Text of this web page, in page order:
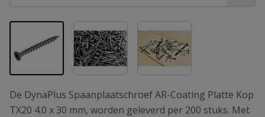
View larger imageView larger imageView larger image
De DynaPlus Spaanplaatschroef AR-Coating Platte Kop
TX20 4.0 x 30 mm, worden geleverd per 200 stuks. Met